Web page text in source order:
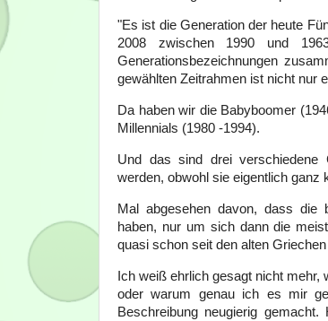
"Es ist die Generation der heute
2008 zwischen 1990 und
Generationsbezeichnungen
gewählten Zeitrahmen ist nicht nur
Da haben wir die Babyboomer
Millennials (1980 -1994).
Und das sind drei verschiedene
werden, obwohl sie eigentlich ganz
Mal abgesehen davon, dass die
haben, nur um sich dann die
quasi schon seit den alten
Ich weiß ehrlich gesagt nicht
oder warum genau ich es mir
Beschreibung neugierig